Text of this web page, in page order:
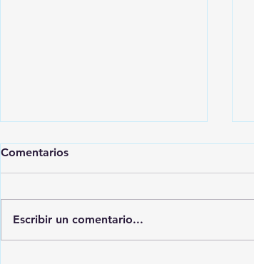
Comentarios
Escribir un comentario...